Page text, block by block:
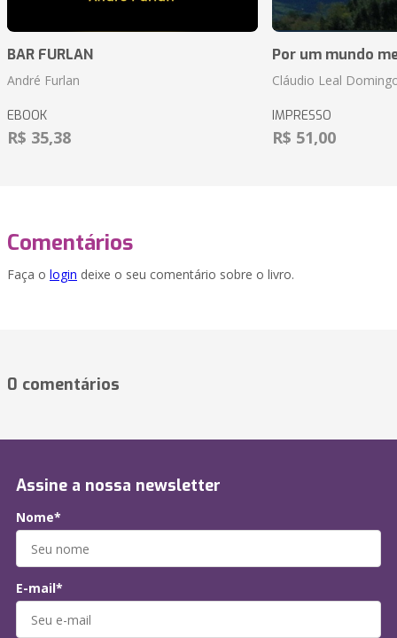
BAR FURLAN
André Furlan
EBOOK
R$ 35,38
Por um mundo
Cláudio Leal
IMPRESSO
R$ 51,00
Comentários
Faça o login deixe o seu comentário sobre o livro.
0 comentários
Assine a nossa newsletter
Nome*
E-mail*